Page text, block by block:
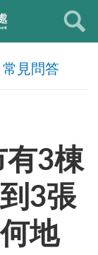
常見問答
有3棟
3張
地